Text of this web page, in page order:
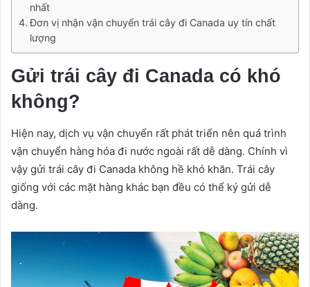
nhất
Đơn vị nhận vận chuyển trái cây đi Canada uy tín chất
lượng
Gửi trái cây đi Canada có khó
không?
Hiện nay, dịch vụ vận chuyển rất phát triển nên quá trình
vận chuyển hàng hóa đi nước ngoài rất dễ dàng. Chính vì
vậy gửi trái cây đi Canada không hề khó khăn. Trái cây
giống với các mặt hàng khác bạn đều có thể ký gửi dễ
dàng.